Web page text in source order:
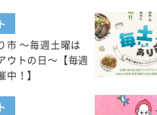
市 ～毎週土曜は
ウトの日～【毎週
中！】